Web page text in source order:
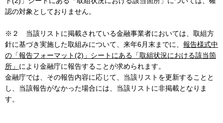
認の対象としておりません。
※２ 当該リストに掲載されている金融事業者においては、取組方
針に基づき実施した取組みについて、来年6月末までに、 報告様式中
の「報告フォーマット(2)」シートにある「取組状況における該当箇
所」 により金融庁に報告することが求められます。
金融庁では、その報告内容に応じて、当該リストを更新することと
し、当該報告がなかった場合には、当該リストに非掲載となりま
す。